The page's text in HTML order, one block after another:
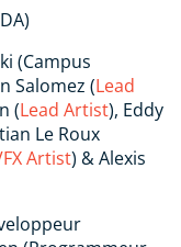
(Campus
Salomez (Lead
(Lead Artist), Eddy
Le Roux
Artist) & Alexis